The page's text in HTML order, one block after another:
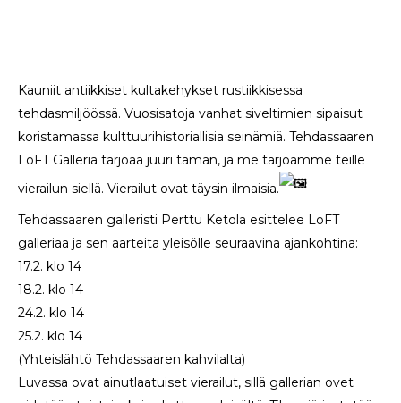
Kauniit antiikkiset kultakehykset rustiikkisessa
tehdasmiljöössä. Vuosisatoja vanhat siveltimien sipaisut
koristamassa kulttuurihistoriallisia seinämiä. Tehdassaaren
LoFT Galleria tarjoaa juuri tämän, ja me tarjoamme teille
vierailun siellä. Vierailut ovat täysin ilmaisia.
Tehdassaaren galleristi Perttu Ketola esittelee LoFT
galleriaa ja sen aarteita yleisölle seuraavina ajankohtina:
17.2. klo 14
18.2. klo 14
24.2. klo 14
25.2. klo 14
(Yhteislähtö Tehdassaaren kahvilalta)
Luvassa ovat ainutlaatuiset vierailut, sillä gallerian ovet